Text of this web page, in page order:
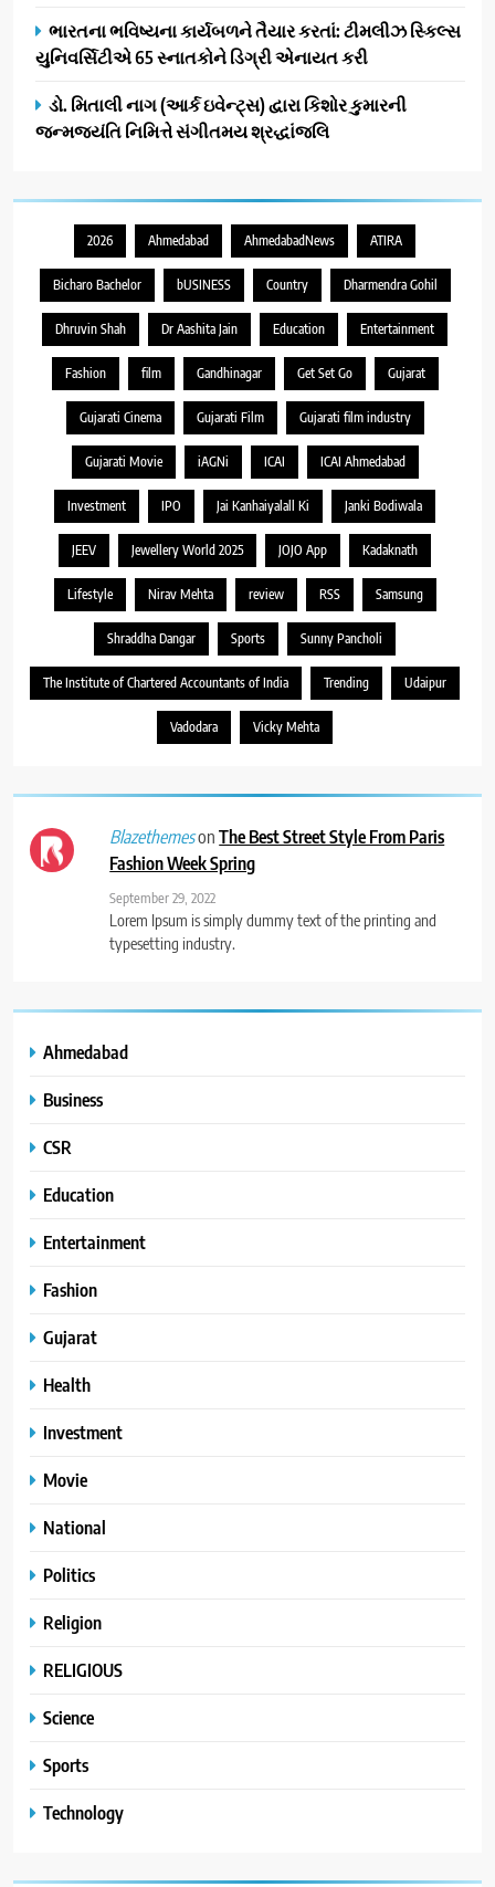
ભારતના ભવિષ્યના કાર્યબળને તૈયાર કરતાં: ટીમલીઝ સ્કિલ્સ
યુનિવર્સિટીએ 65 સ્નાતકોને ડિગ્રી એનાયત કરી
ડો. મિતાલી નાગ (આર્ક ઇવેન્ટ્સ) દ્વારા કિશોર કુમારની
જન્મજયંતિ નિમિત્તે સંગીતમય શ્રદ્ધાંજલિ
2026 Ahmedabad AhmedabadNews ATIRA
Bicharo Bachelor bUSINESS Country Dharmendra Gohil
Dhruvin Shah Dr Aashita Jain Education Entertainment
Fashion film Gandhinagar Get Set Go Gujarat
Gujarati Cinema Gujarati Film Gujarati film industry
Gujarati Movie iAGNi ICAI ICAI Ahmedabad
Investment IPO Jai Kanhaiyalall Ki Janki Bodiwala
JEEV Jewellery World 2025 JOJO App Kadaknath
Lifestyle Nirav Mehta review RSS Samsung
Shraddha Dangar Sports Sunny Pancholi
The Institute of Chartered Accountants of India Trending Udaipur
Vadodara Vicky Mehta
BlazethemesonThe Best Street Style From Paris
Fashion Week Spring
September 29, 2022
Lorem Ipsum is simply dummy text of the printing and
typesetting industry.
Ahmedabad
Business
CSR
Education
Entertainment
Fashion
Gujarat
Health
Investment
Movie
National
Politics
Religion
RELIGIOUS
Science
Sports
Technology